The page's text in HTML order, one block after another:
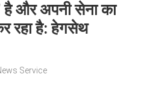
है और अपनी सेना का
रहा है: हेगसेथ
Service